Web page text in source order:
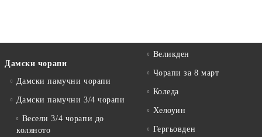
Дамски чорапи
Дамски памучни чорапи
Дамски памучни 3/4 чорапи
Весели 3/4 чорапи до
коляното
Великден
Чорапи за 8 март
Коледа
Хелоуин
Гергьовден